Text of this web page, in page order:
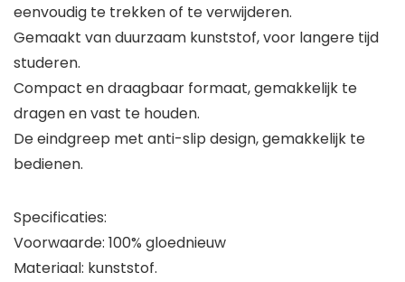
eenvoudig te trekken of te verwijderen.
Gemaakt van duurzaam kunststof, voor langere tijd
studeren.
Compact en draagbaar formaat, gemakkelijk te
dragen en vast te houden.
De eindgreep met anti-slip design, gemakkelijk te
bedienen.
Specificaties:
Voorwaarde: 100% gloednieuw
Materiaal: kunststof.